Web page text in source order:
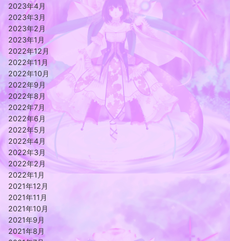
2023年4月
2023年3月
2023年2月
2023年1月
2022年12月
2022年11月
2022年10月
2022年9月
2022年8月
2022年7月
2022年6月
2022年5月
2022年4月
2022年3月
2022年2月
2022年1月
2021年12月
2021年11月
2021年10月
2021年9月
2021年8月